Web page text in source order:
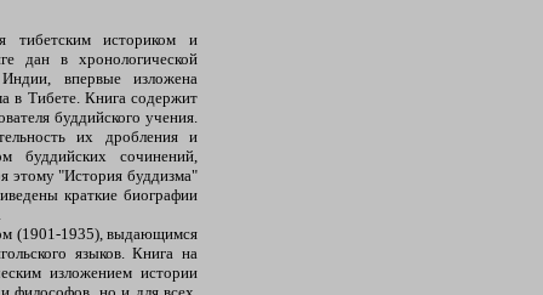
тибетским историком и
дан в хронологической
впервые изложена
в Тибете. Книга содержит
буддийского учения.
их дробления и
буддийских сочинений,
этому "История буддизма"
краткие биографии
(1901-1935), выдающимся
языков. Книга на
изложением истории